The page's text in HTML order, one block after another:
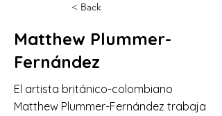
< Back
Matthew Plummer-
Fernández
El artista británico-colombiano
Matthew Plummer-Fernández trabaja